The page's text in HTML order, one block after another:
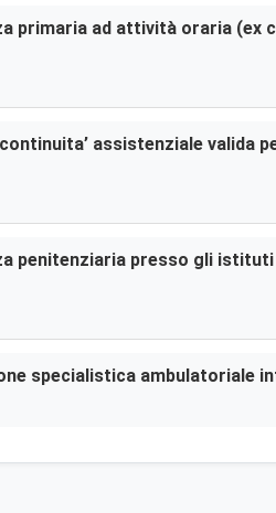
primaria ad attività oraria (ex
assistenziale valida
penitenziaria presso gli
specialistica ambulatoriale